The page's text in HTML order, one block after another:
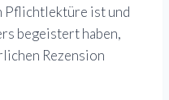
Pflichtlektüre ist und
begeistert haben,
Rezension